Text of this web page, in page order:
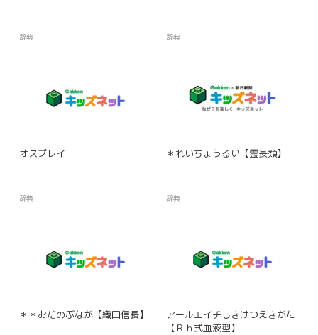
辞典 辞典
オスプレイ
辞典
＊れいちょうるい【霊長類】
辞典
＊＊おだのぶなが【織田信長】
アールエイチしきけつえきがた
【Ｒｈ式血液型】